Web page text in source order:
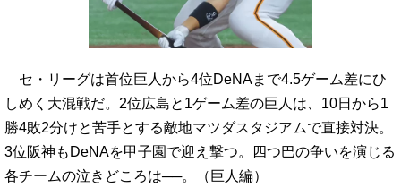
セ・リーグは首位巨人から4位DeNAまで4.5ゲーム差にひ
しめく大混戦だ。2位広島と1ゲーム差の巨人は、10日から1
勝4敗2分けと苦手とする敵地マツダスタジアムで直接対決。
3位阪神もDeNAを甲子園で迎え撃つ。四つ巴の争いを演じる
各チームの泣きどころは──。（巨人編）